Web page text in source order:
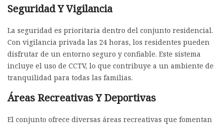
Seguridad Y Vigilancia
La seguridad es prioritaria dentro del conjunto residencial.
Con vigilancia privada las 24 horas, los residentes pueden
disfrutar de un entorno seguro y confiable. Este sistema
incluye el uso de CCTV, lo que contribuye a un ambiente de
tranquilidad para todas las familias.
Áreas Recreativas Y Deportivas
El conjunto ofrece diversas áreas recreativas que fomentan